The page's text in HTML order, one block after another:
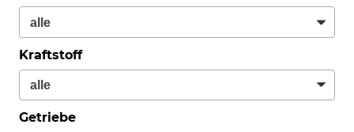
Kraftstoff
Getriebe